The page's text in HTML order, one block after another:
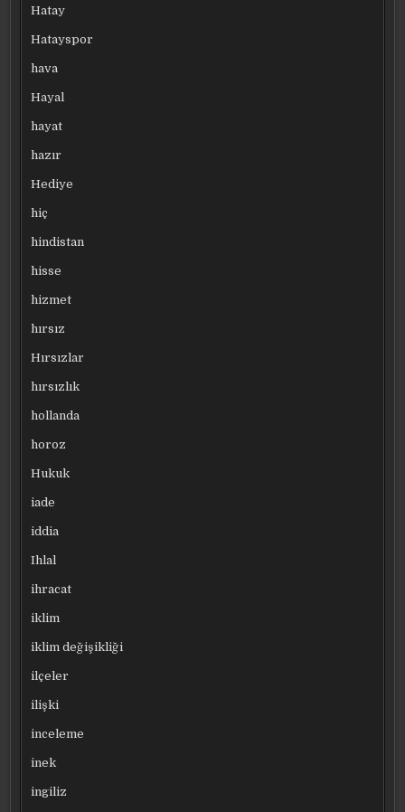
Hatay
Hatayspor
hava
Hayal
hayat
hazır
Hediye
hiç
hindistan
hisse
hizmet
hırsız
Hırsızlar
hırsızlık
hollanda
horoz
Hukuk
iade
iddia
Ihlal
ihracat
iklim
iklim değişikliği
ilçeler
ilişki
inceleme
inek
ingiliz